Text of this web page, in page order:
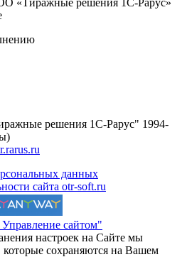
«Тиражные решения 1С-Рарус»
решения 1С-Рарус" 1994-
данных
сайта otr-soft.ru
сайтом"
настроек на Сайте мы
сохраняются на Вашем